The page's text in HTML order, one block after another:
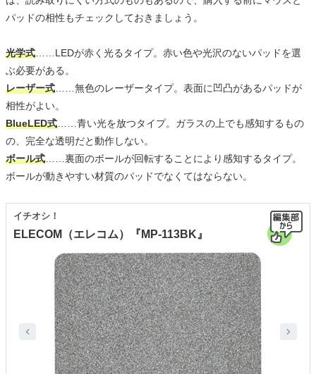
パッドの相性もチェックしておきましょう。
光学式 ……LEDが赤く光るタイプ。赤い色や光沢のないパッドを選
ぶ必要がある。
レーザー式 ……無色のレーザータイプ。表面に凹凸があるパッドが
相性がよい。
BlueLED式 ……青い光を放つタイプ。ガラスの上でも感知するもの
の、完全な透明だと動作しない。
ボール式 ……裏面のボールが回転することにより感知するタイプ。
ボールが動きやすい材質のパッドでなくてはならない。
ELECOM（エレコム）『MP-113BK』
イチオシ！